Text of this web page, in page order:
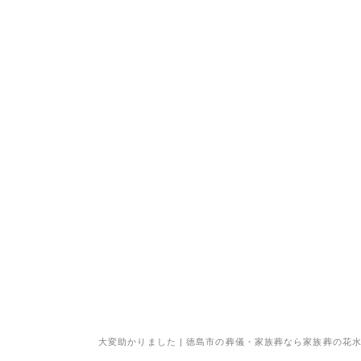
大変助かりました | 徳島市の葬儀・家族葬なら家族葬の花